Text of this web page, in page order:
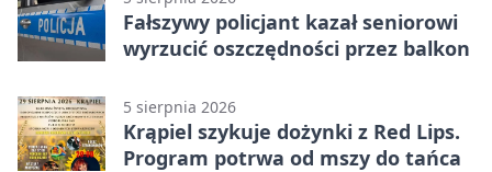
Fałszywy policjant kazał seniorowi
wyrzucić oszczędności przez balkon
5 sierpnia 2026
Krąpiel szykuje dożynki z Red Lips.
Program potrwa od mszy do tańca